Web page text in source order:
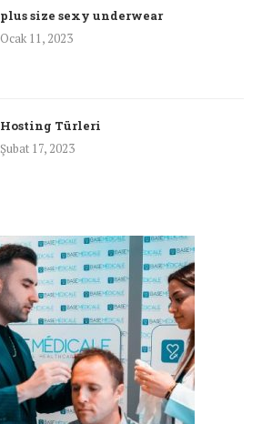
plus size sexy underwear
Ocak 11, 2023
Hosting Türleri
Şubat 17, 2023